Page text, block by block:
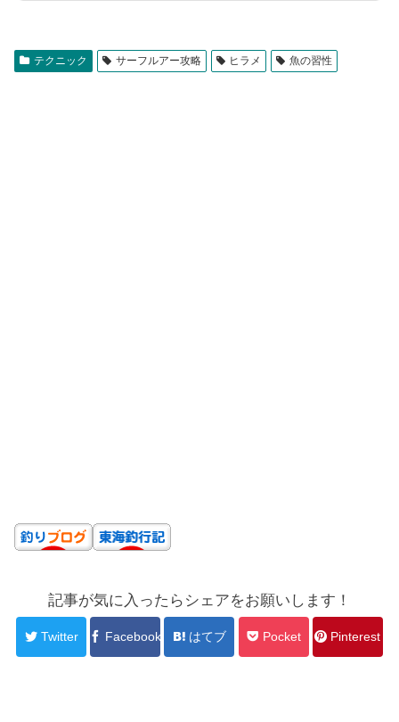
テクニック サーフルアー攻略 ヒラメ 魚の習性
記事が気に入ったらシェアをお願いします！
Twitter Facebook はてブ Pocket Pinterest